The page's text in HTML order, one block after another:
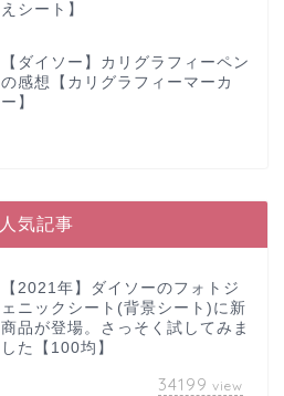
えシート】
【ダイソー】カリグラフィーペン
の感想【カリグラフィーマーカ
ー】
人気記事
【2021年】ダイソーのフォトジ
ェニックシート(背景シート)に新
商品が登場。さっそく試してみま
した【100均】
34199 view